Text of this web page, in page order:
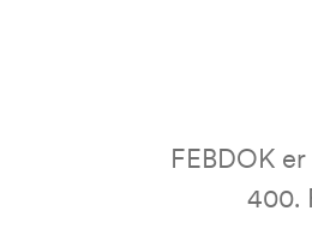
FEBDOK
400.